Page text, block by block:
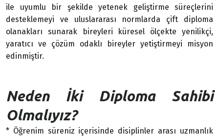
ile uyumlu bir şekilde yetenek geliştirme süreçlerini
desteklemeyi ve uluslararası normlarda çift diploma
olanakları sunarak bireyleri küresel ölçekte yenilikçi,
yaratıcı ve çözüm odaklı bireyler yetiştirmeyi misyon
edinmiştir.
Neden İki Diploma Sahibi
Olmalıyız?
* Öğrenim süreniz içerisinde disiplinler arası uzmanlık